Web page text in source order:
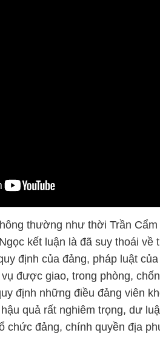
thường như thời Trần
kết luận là đã suy thoái
định của đảng, pháp luật
được giao, trong phòng,
định những điều đảng viên
quả rất nghiêm trọng, dư
chức đảng, chính quyền địa